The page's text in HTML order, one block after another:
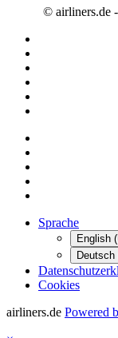
© airliners.de
Sprache
English
Deutsch
Cookies
airliners.de Powered